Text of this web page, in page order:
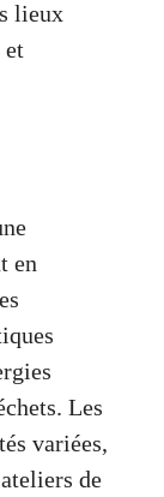
lieux
et
en
Les
variées,
de